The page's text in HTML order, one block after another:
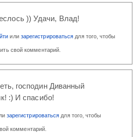
)) Удачи, Влад!
или зарегистрироваться для того, чтобы
свой комментарий.
господин Диванный
:) И спасибо!
зарегистрироваться для того, чтобы
комментарий.